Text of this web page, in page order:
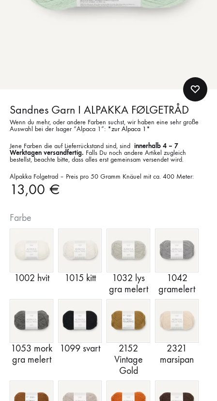
Sandnes Garn I ALPAKKA FØLGETRÅD
Wenn du mehr, oder andere Farben suchst, wir haben eine sehr große
Auswahl bei der Isager “Alpaca 1”: *zur Alpaca 1*
Jene Farben die auf Lieferrückstand sind, sind innerhalb 4 – 7
Werktagen versandfertig. Falls Du noch andere Artikel zugleich
bestellst, beachte bitte, dass alles erst gemeinsam versendet wird.
Alpakka Folgetrad – Preis pro 50 Gramm Knäuel mit ca. 400 Meter:
13,00 €
Farbe